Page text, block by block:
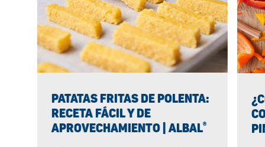
PATATAS FRITAS DE POLENTA:
RECETA FÁCIL Y DE
APROVECHAMIENTO | ALBAL®